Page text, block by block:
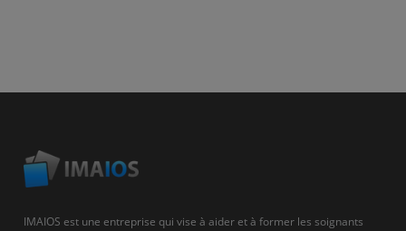
IMAIOS est une entreprise qui vise à aider et à former les soignants